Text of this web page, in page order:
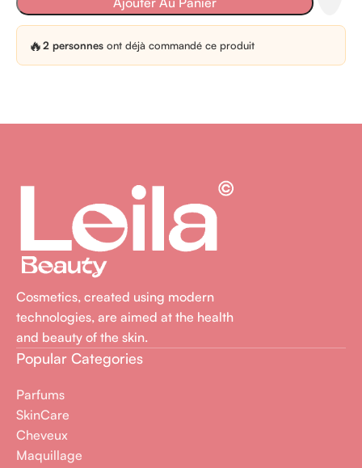
🔥2 personnes ont déjà commandé ce produit
Cosmetics, created using modern
technologies, are aimed at the health
and beauty of the skin.
Popular Categories
Parfums
SkinCare
Cheveux
Maquillage